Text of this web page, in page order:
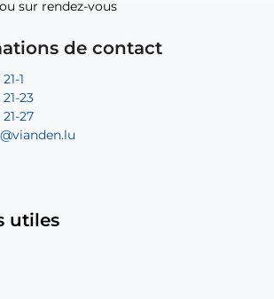
sur rendez-vous
de contact
1
23
27
sur rendez-vous
20
22
31 d’eau) : 83 48 21 61
utiles